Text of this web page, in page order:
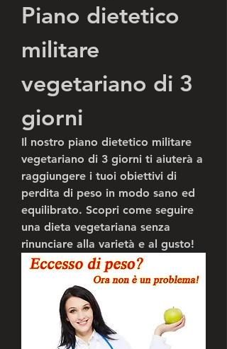
Piano dietetico
militare
vegetariano di 3
giorni
Il nostro piano dietetico militare
vegetariano di 3 giorni ti aiuterà a
raggiungere i tuoi obiettivi di
perdita di peso in modo sano ed
equilibrato. Scopri come seguire
una dieta vegetariana senza
rinunciare alla varietà e al gusto!